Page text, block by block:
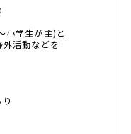
小学生が主)と
活動などを